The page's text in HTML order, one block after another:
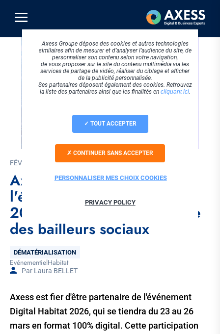
contenu
principal
FÉVRIER 2026
Axess, partenaire de
l'événement Digital Habitat
2026 : GED et IA au service
des bailleurs sociaux
Thématique
DÉMATÉRIALISATION
Tags
EvénementielHabitat
Par Laura BELLET
Axess est fier d'être partenaire de l'événement
Digital Habitat 2026, qui se tiendra du 23 au 26
mars en format 100% digital. Cette participation
Axess Groupe dépose des cookies et autres technologies
similaires afin de mesurer et d’analyser l’audience du site, de
personnaliser son contenu selon votre navigation,
de vous proposer sur le site du contenu multimédia via les
services de partage de vidéo, réaliser du ciblage et afficher
de la publicité personnalisée.
Ses partenaires déposent également des cookies. Retrouvez
la liste des partenaires ainsi que les finalités en cliquant ici.
TOUT ACCEPTER
CONTINUER SANS ACCEPTER
PERSONNALISER MES CHOIX COOKIES
PRIVACY POLICY